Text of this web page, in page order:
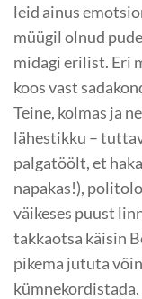
leid ainus
müügil olnud
midagi erilist. Eri
koos vast
Teine, kolmas ja
lähestikku –
palgatöölt, et
napakas!),
väikeses puust
takkaotsa käisin
pikema jututa
kümnekordistada.